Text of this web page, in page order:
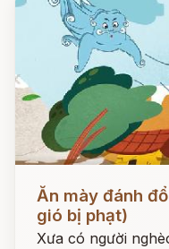
Đọc ngay
Ăn mày đánh
gió bị phạt)
Xưa có người